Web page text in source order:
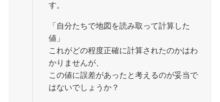
す。
「自分たちで地図を読み取って計算した
値」
これがどの程度正確に計算されたのかはわ
かりませんが、
この値に誤差があったと考えるのが妥当で
はないでしょうか？